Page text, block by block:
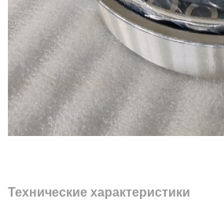
Технические характеристики